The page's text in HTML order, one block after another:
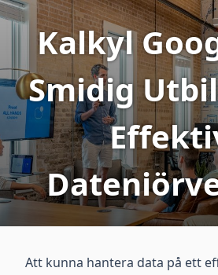
Kalkyl
Smidig
Att kunna hantera data på ett